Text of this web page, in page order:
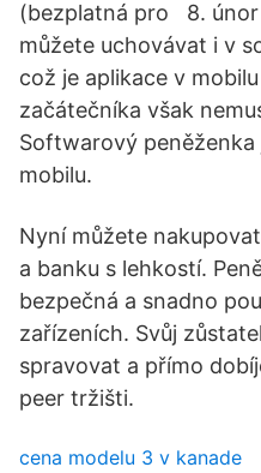
(bezplatná pro 8.
můžete uchovávat i v
což je aplikace v
začátečníka však
Softwarový
mobilu.
Nyní můžete
a banku s lehkostí.
bezpečná a snadno
zařízeních. Svůj
spravovat a přímo
peer tržišti.
cena modelu 3 v kanade